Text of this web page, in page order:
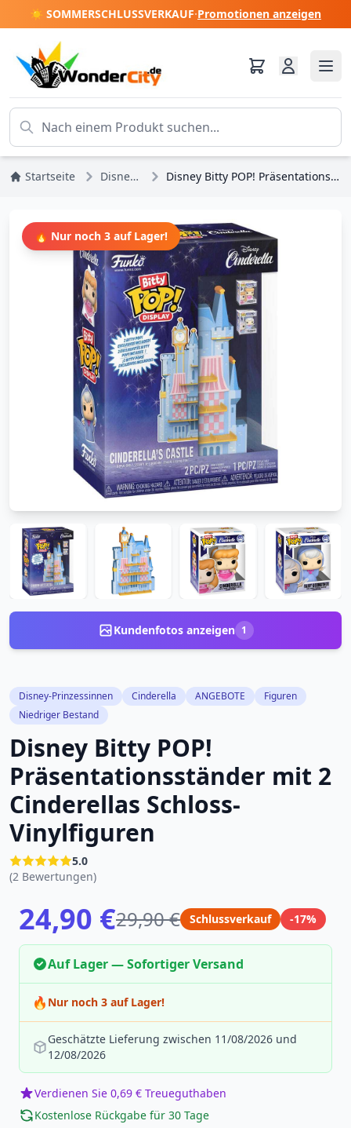
☀️ SOMMERSCHLUSSVERKAUF·Promotionen anzeigen
Startseite Disney-Prinzessinnen Disney Bitty POP! Präsentationsständer mit 2 Cinderellas Schloss-Vinylfiguren
🔥 Nur noch 3 auf Lager!
Kundenfotos anzeigen 1
Disney-Prinzessinnen Cinderella ANGEBOTE
Figuren
Niedriger Bestand
Disney Bitty POP!
Präsentationsständer mit 2
Cinderellas Schloss-
Vinylfiguren
5.0
(2 Bewertungen)
24,90 €29,90 € Schlussverkauf -17%
Auf Lager — Sofortiger Versand
🔥 Nur noch 3 auf Lager!
Geschätzte Lieferung zwischen 11/08/2026 und
12/08/2026
Verdienen Sie 0,69 € Treueguthaben
Kostenlose Rückgabe für 30 Tage